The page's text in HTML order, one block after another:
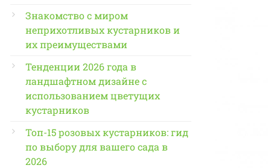
Знакомство с миром
неприхотливых кустарников и
их преимуществами
Тенденции 2026 года в
ландшафтном дизайне с
использованием цветущих
кустарников
Топ-15 розовых кустарников: гид
по выбору для вашего сада в
2026